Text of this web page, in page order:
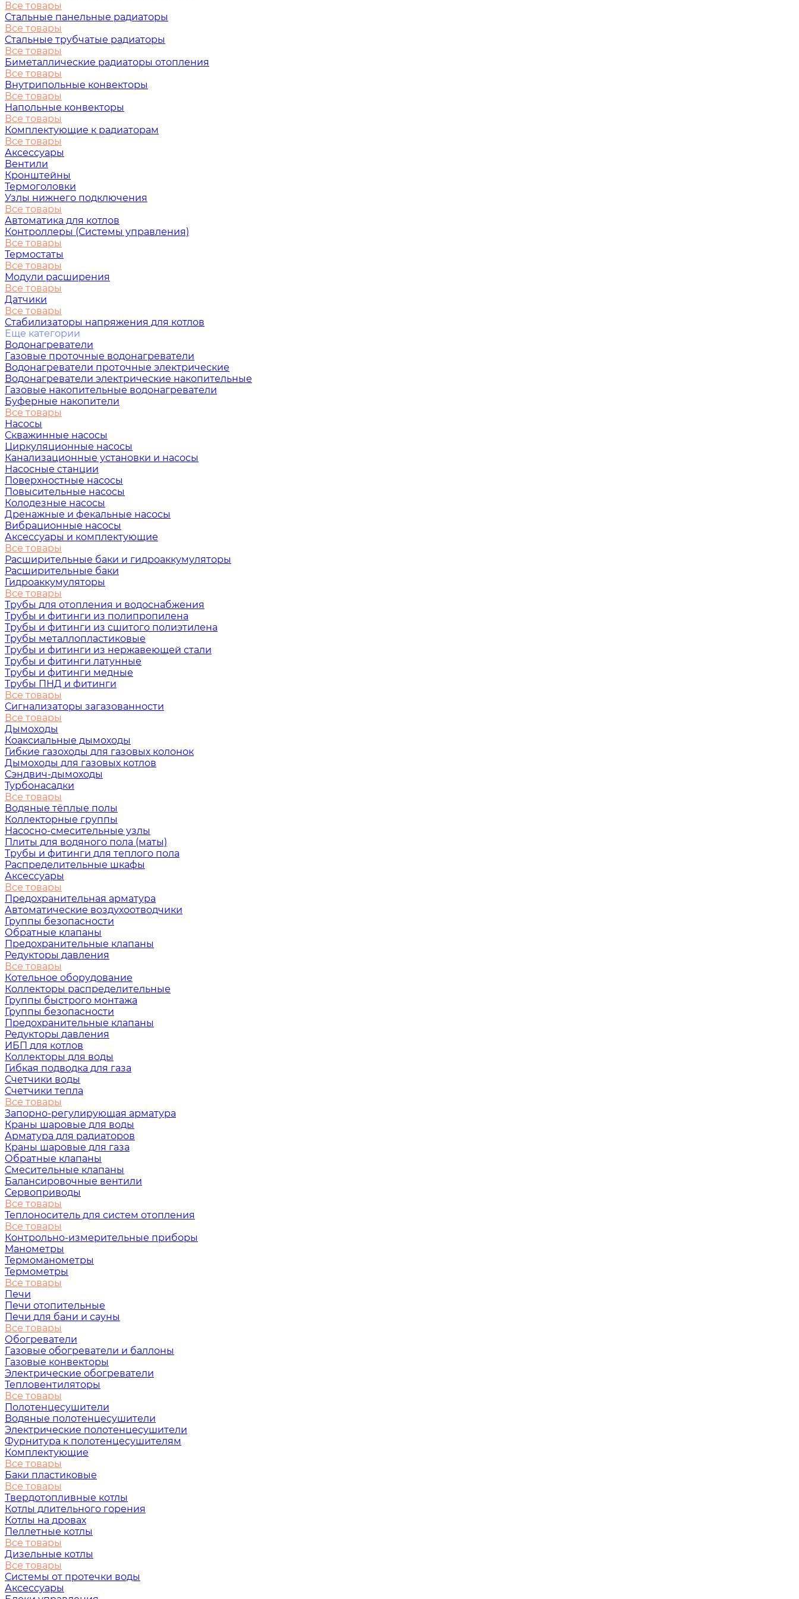
Все товары
Стальные панельные радиаторы
Все товары
Стальные трубчатые радиаторы
Все товары
Биметаллические радиаторы отопления
Все товары
Внутрипольные конвекторы
Все товары
Напольные конвекторы
Все товары
Комплектующие к радиаторам
Все товары
Аксессуары
Вентили
Кронштейны
Термоголовки
Узлы нижнего подключения
Все товары
Автоматика для котлов
Контроллеры (Системы управления)
Все товары
Термостаты
Все товары
Модули расширения
Все товары
Датчики
Все товары
Стабилизаторы напряжения для котлов
Еще категории
Водонагреватели
Газовые проточные водонагреватели
Водонагреватели проточные электрические
Водонагреватели электрические накопительные
Газовые накопительные водонагреватели
Буферные накопители
Все товары
Насосы
Скважинные насосы
Циркуляционные насосы
Канализационные установки и насосы
Насосные станции
Поверхностные насосы
Повысительные насосы
Колодезные насосы
Дренажные и фекальные насосы
Вибрационные насосы
Аксессуары и комплектующие
Все товары
Расширительные баки и гидроаккумуляторы
Расширительные баки
Гидроаккумуляторы
Все товары
Трубы для отопления и водоснабжения
Трубы и фитинги из полипропилена
Трубы и фитинги из сшитого полиэтилена
Трубы металлопластиковые
Трубы и фитинги из нержавеющей стали
Трубы и фитинги латунные
Трубы и фитинги медные
Трубы ПНД и фитинги
Все товары
Сигнализаторы загазованности
Все товары
Дымоходы
Коаксиальные дымоходы
Гибкие газоходы для газовых колонок
Дымоходы для газовых котлов
Сэндвич-дымоходы
Турбонасадки
Все товары
Водяные тёплые полы
Коллекторные группы
Насосно-смесительные узлы
Плиты для водяного пола (маты)
Трубы и фитинги для теплого пола
Распределительные шкафы
Аксессуары
Все товары
Предохранительная арматура
Автоматические воздухоотводчики
Группы безопасности
Обратные клапаны
Предохранительные клапаны
Редукторы давления
Все товары
Котельное оборудование
Коллекторы распределительные
Группы быстрого монтажа
Группы безопасности
Предохранительные клапаны
Редукторы давления
ИБП для котлов
Коллекторы для воды
Гибкая подводка для газа
Счетчики воды
Счетчики тепла
Все товары
Запорно-регулирующая арматура
Краны шаровые для воды
Арматура для радиаторов
Краны шаровые для газа
Обратные клапаны
Смесительные клапаны
Балансировочные вентили
Сервоприводы
Все товары
Теплоноситель для систем отопления
Все товары
Контрольно-измерительные приборы
Манометры
Термоманометры
Термометры
Все товары
Печи
Печи отопительные
Печи для бани и сауны
Все товары
Обогреватели
Газовые обогреватели и баллоны
Газовые конвекторы
Электрические обогреватели
Тепловентиляторы
Все товары
Полотенцесушители
Водяные полотенцесушители
Электрические полотенцесушители
Фурнитура к полотенцесушителям
Комплектующие
Все товары
Баки пластиковые
Все товары
Твердотопливные котлы
Котлы длительного горения
Котлы на дровах
Пеллетные котлы
Все товары
Дизельные котлы
Все товары
Системы от протечки воды
Аксессуары